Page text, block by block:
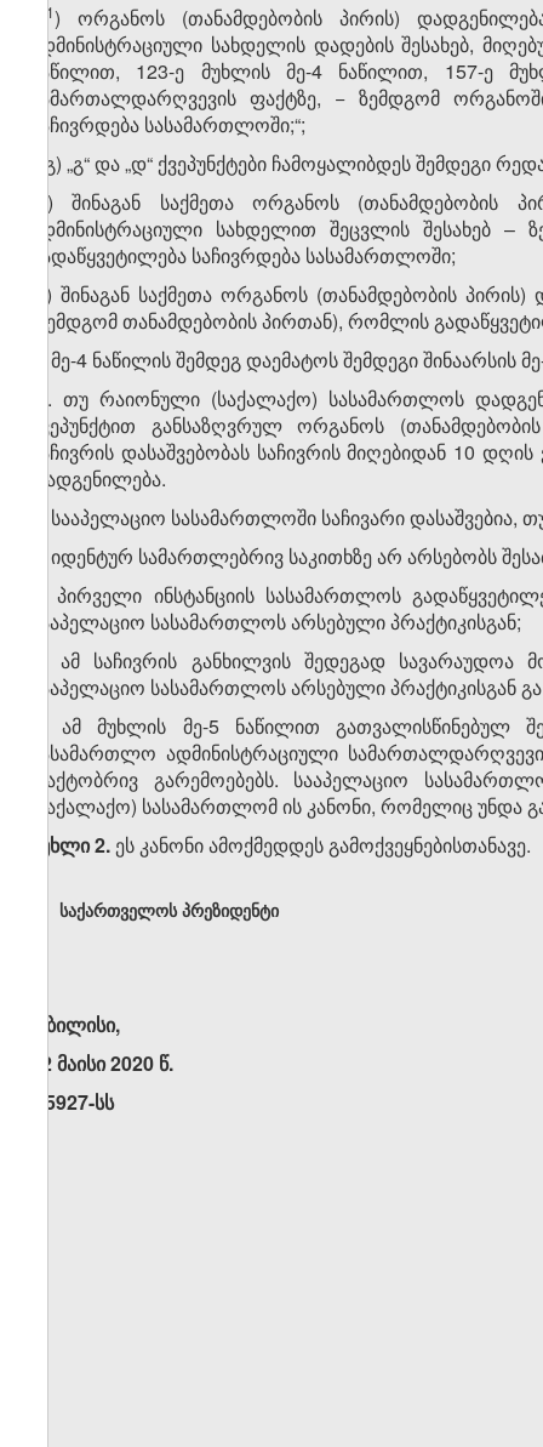
​1) ორგანოს (თანამდებობის პირის)
ადმინისტრაციული სახდელის დადების შესახებ,
ნაწილით, 123-ე მუხლის მე-4 ნაწილით, 157-ე
სამართალდარღვევის ფაქტზე, − ზემდგომ
საჩივრდება სასამართლოში;“;
ა.გ) „გ“ და „დ“ ქვეპუნქტები ჩამოყალიბდეს შემდეგი
„გ) შინაგან საქმეთა ორგანოს (თანამდებობის
ადმინისტრაციული სახდელით შეცვლის შესახებ
გადაწყვეტილება საჩივრდება სასამართლოში;
დ) შინაგან საქმეთა ორგანოს (თანამდებობის
(ზემდგომ თანამდებობის პირთან), რომლის
ბ) მე-4 ნაწილის შემდეგ დაემატოს შემდეგი შინაარსის
„5. თუ რაიონული (საქალაქო) სასამართლოს
ქვეპუნქტით განსაზღვრულ ორგანოს
საჩივრის დასაშვებობას საჩივრის მიღებიდან 10
დადგენილება.
6. სააპელაციო სასამართლოში საჩივარი დასაშვებია,
ა) იდენტურ სამართლებრივ საკითხზე არ არსებობს
ბ) პირველი ინსტანციის სასამართლოს
სააპელაციო სასამართლოს არსებული პრაქტიკისგან;
გ) ამ საჩივრის განხილვის შედეგად სავარაუდოა
სააპელაციო სასამართლოს არსებული პრაქტიკისგან
7. ამ მუხლის მე-5 ნაწილით გათვალისწინებულ
სასამართლო ადმინისტრაციული
ფაქტობრივ გარემოებებს. სააპელაციო
(საქალაქო) სასამართლომ ის კანონი, რომელიც უნდა
მუხლი 2. ეს კანონი ამოქმედდეს გამოქვეყნებისთანავე.
საქართველოს პრეზიდენტი
თბილისი,
22 მაისი 2020 წ.
N5927-სს